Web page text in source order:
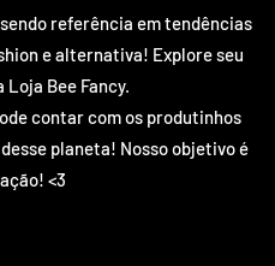
sendo referência em tendências
e alternativa! Explore seu
Bee Fancy.
contar com os produtinhos
planeta! Nosso objetivo é
<3